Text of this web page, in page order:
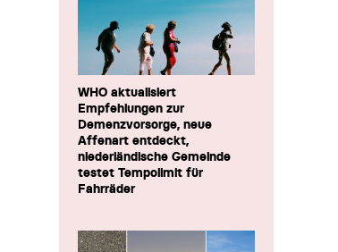
WHO aktualisiert
Empfehlungen zur
Demenzvorsorge, neue
Affenart entdeckt,
niederländische Gemeinde
testet Tempolimit für
Fahrräder